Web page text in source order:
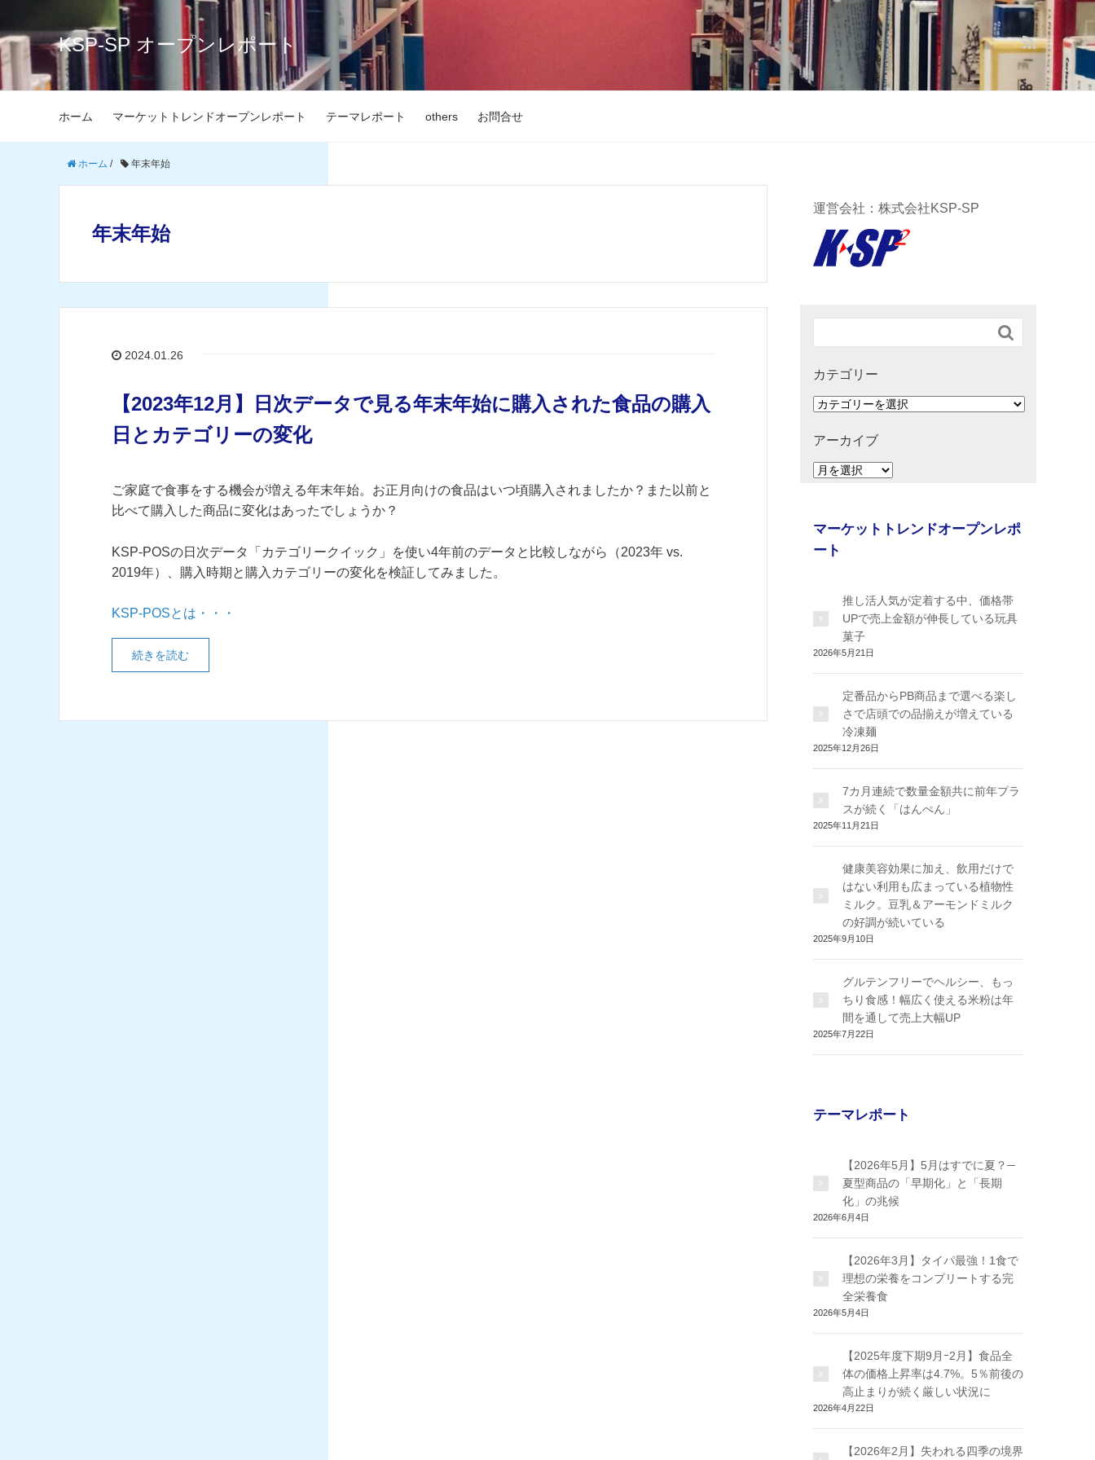
KSP-SP オープンレポート
ホーム マーケットトレンドオープンレポート テーマレポート others お問合せ
ホーム / 年末年始
年末年始
2024.01.26
【2023年12月】日次データで見る年末年始に購入された食品の購入
日とカテゴリーの変化
ご家庭で食事をする機会が増える年末年始。お正月向けの食品はいつ頃購入されましたか？また以前と
比べて購入した商品に変化はあったでしょうか？
KSP-POSの日次データ「カテゴリークイック」を使い4年前のデータと比較しながら（2023年 vs.
2019年）、購入時期と購入カテゴリーの変化を検証してみました。
KSP-POSとは・・・
続きを読む
運営会社：株式会社KSP-SP

カテゴリー
カ
ゴ
ー
アーカイブ
ア
イ
マーケットトレンドオープンレポ
ート
推し活人気が定着する中、価格帯
UPで売上金額が伸長している玩具
菓子
2026年5月21日
定番品からPB商品まで選べる楽し
さで店頭での品揃えが増えている
冷凍麺
2025年12月26日
7カ月連続で数量金額共に前年プラ
スが続く「はんぺん」
2025年11月21日
健康美容効果に加え、飲用だけで
はない利用も広まっている植物性
ミルク。豆乳＆アーモンドミルク
の好調が続いている
2025年9月10日
グルテンフリーでヘルシー、もっ
ちり食感！幅広く使える米粉は年
間を通して売上大幅UP
2025年7月22日
テーマレポート
【2026年5月】5月はすでに夏？─
夏型商品の「早期化」と「長期
化」の兆候
2026年6月4日
【2026年3月】タイパ最強！1食で
理想の栄養をコンプリートする完
全栄養食
2026年5月4日
【2025年度下期9月ｰ2月】食品全
体の価格上昇率は4.7%。5％前後の
高止まりが続く厳しい状況に
2026年4月22日
【2026年2月】失われる四季の境界